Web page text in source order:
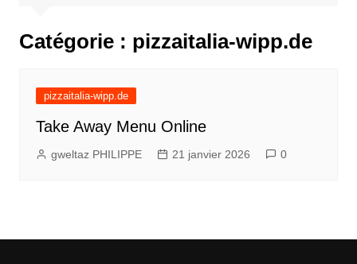
Catégorie : pizzaitalia-wipp.de
pizzaitalia-wipp.de
Take Away Menu Online
gweltaz PHILIPPE 21 janvier 2026 0